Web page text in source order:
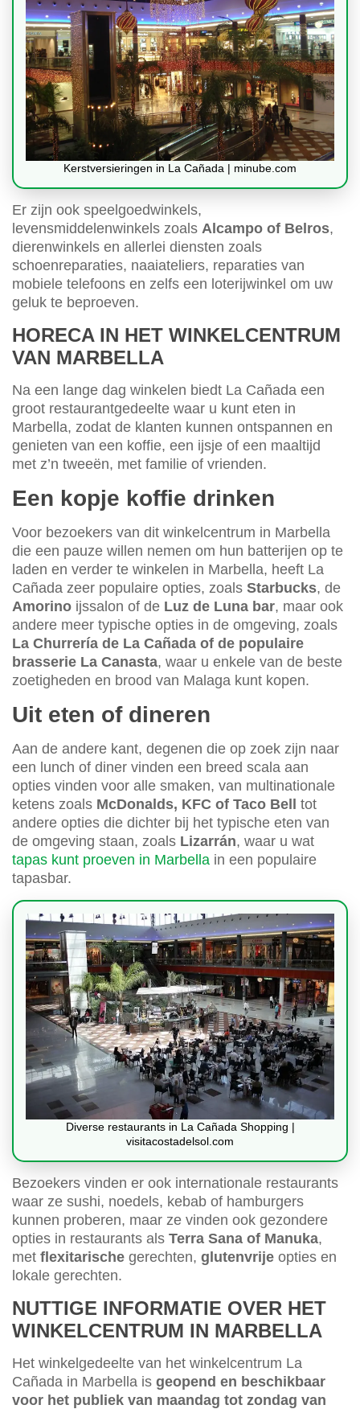
Kerstversieringen in La Cañada | minube.com
Er zijn ook speelgoedwinkels,
levensmiddelenwinkels zoals Alcampo of Belros,
dierenwinkels en allerlei diensten zoals
schoenreparaties, naaiateliers, reparaties van
mobiele telefoons en zelfs een loterijwinkel om uw
geluk te beproeven.
HORECA IN HET WINKELCENTRUM
VAN MARBELLA
Na een lange dag winkelen biedt La Cañada een
groot restaurantgedeelte waar u kunt eten in
Marbella, zodat de klanten kunnen ontspannen en
genieten van een koffie, een ijsje of een maaltijd
met z’n tweeën, met familie of vrienden.
Een kopje koffie drinken
Voor bezoekers van dit winkelcentrum in Marbella
die een pauze willen nemen om hun batterijen op te
laden en verder te winkelen in Marbella, heeft La
Cañada zeer populaire opties, zoals Starbucks, de
Amorino ijssalon of de Luz de Luna bar, maar ook
andere meer typische opties in de omgeving, zoals
La Churrería de La Cañada of de populaire
brasserie La Canasta, waar u enkele van de beste
zoetigheden en brood van Malaga kunt kopen.
Uit eten of dineren
Aan de andere kant, degenen die op zoek zijn naar
een lunch of diner vinden een breed scala aan
opties vinden voor alle smaken, van multinationale
ketens zoals McDonalds, KFC of Taco Bell tot
andere opties die dichter bij het typische eten van
de omgeving staan, zoals Lizarrán, waar u wat
tapas kunt proeven in Marbella in een populaire
tapasbar.
Diverse restaurants in La Cañada Shopping |
visitacostadelsol.com
Bezoekers vinden er ook internationale restaurants
waar ze sushi, noedels, kebab of hamburgers
kunnen proberen, maar ze vinden ook gezondere
opties in restaurants als Terra Sana of Manuka,
met flexitarische gerechten, glutenvrije opties en
lokale gerechten.
NUTTIGE INFORMATIE OVER HET
WINKELCENTRUM IN MARBELLA
Het winkelgedeelte van het winkelcentrum La
Cañada in Marbella is geopend en beschikbaar
voor het publiek van maandag tot zondag van